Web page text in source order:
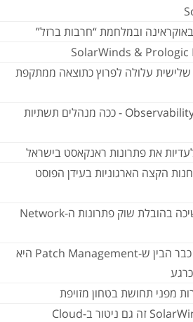
ובמלחמת “חרבות ברזל”
SolarWinds &
עלולה לפרוץ כתוצאה ממתקפת
מ-Monitoring ל-Observability - ככה מנהלים תשתיות
את פתרונות ראנקאסט בישראל
הקצה הארגוניות בעידן הפוסט
SolarWinds ממשיכה בהובלת שוק פתרונות ה-Network
אפילו נשיא ארה”ב כבר הבין ש-Patch Management היא
מפני תחושת בטחון מזויפת